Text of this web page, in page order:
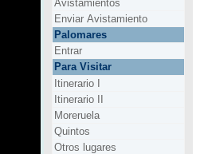
Avistamientos
Enviar Avistamiento
Palomares
Entrar
Para Visitar
Itinerario I
Itinerario II
Moreruela
Quintos
Otros lugares